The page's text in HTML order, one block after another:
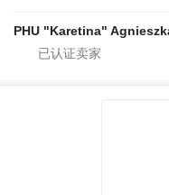
PHU "Karetina"